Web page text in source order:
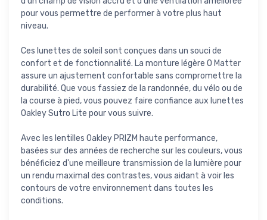
pour vous permettre de performer à votre plus haut
niveau.
Ces lunettes de soleil sont conçues dans un souci de
confort et de fonctionnalité. La monture légère O Matter
assure un ajustement confortable sans compromettre la
durabilité. Que vous fassiez de la randonnée, du vélo ou de
la course à pied, vous pouvez faire confiance aux lunettes
Oakley Sutro Lite pour vous suivre.
Avec les lentilles Oakley PRIZM haute performance,
basées sur des années de recherche sur les couleurs, vous
bénéficiez d'une meilleure transmission de la lumière pour
un rendu maximal des contrastes, vous aidant à voir les
contours de votre environnement dans toutes les
conditions.